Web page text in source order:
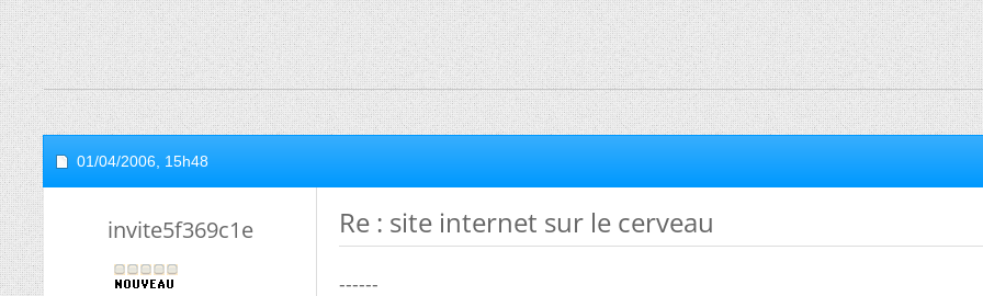
01/04/2006, 15h48
invite5f369c1e Re : site internet sur le cerveau
------